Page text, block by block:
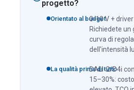
progetto?
Orientato al budget
0-10 V +
Richiedete un
curva di
dell'intensità
La qualità prima di tutto
DALI-2/D4i
15–30%: